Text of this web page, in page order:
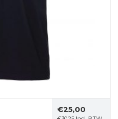
€25,00